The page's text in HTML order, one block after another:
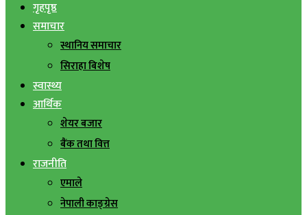
गृहपृष्ठ
समाचार
स्थानिय समाचार
सिराहा बिशेष
स्वास्थ्य
आर्थिक
शेयर बजार
बैंक तथा वित्त
राजनीति
एमाले
नेपाली काङ्ग्रेस